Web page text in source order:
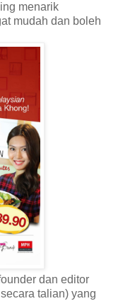
menarik
mudah dan boleh
dan editor
talian) yang